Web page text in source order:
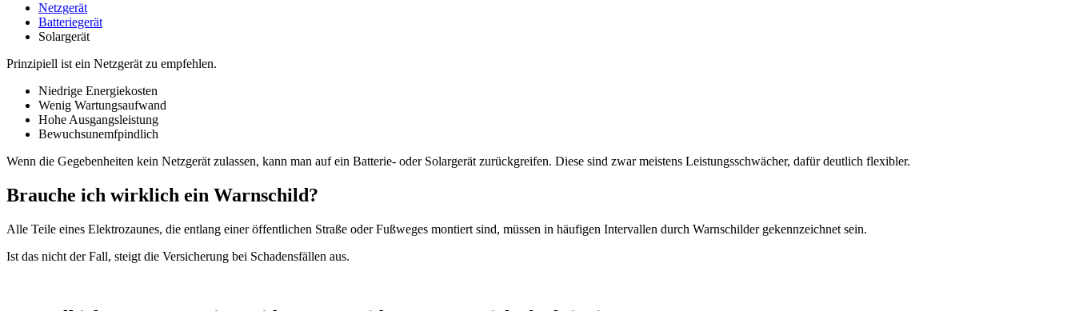
Netzgerät
Batteriegerät
Solargerät
Prinzipiell ist ein Netzgerät zu empfehlen.
Niedrige Energiekosten
Wenig Wartungsaufwand
Hohe Ausgangsleistung
Bewuchsunemfpindlich
Wenn die Gegebenheiten kein Netzgerät zulassen, kann man auf ein Batterie- oder Solargerät zurückgreifen. Diese sind zwar meistens Leistungsschwächer, dafür deutlich flexibler.
Brauche ich wirklich ein Warnschild?
Alle Teile eines Elektrozaunes, die entlang einer öffentlichen Straße oder Fußweges montiert sind, müssen in häufigen Intervallen durch Warnschilder gekennzeichnet sein.
Ist das nicht der Fall, steigt die Versicherung bei Schadensfällen aus.